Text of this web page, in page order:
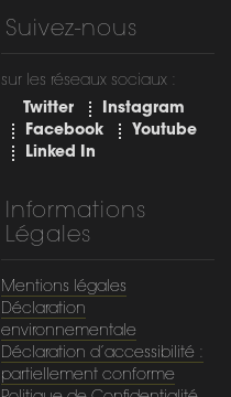
Suivez-nous
sur les réseaux sociaux :
Twitter
Instagram
Facebook
Youtube
Linked In
Informations
Légales
Mentions légales
Déclaration
environnementale
Déclaration d’accessibilité :
partiellement conforme